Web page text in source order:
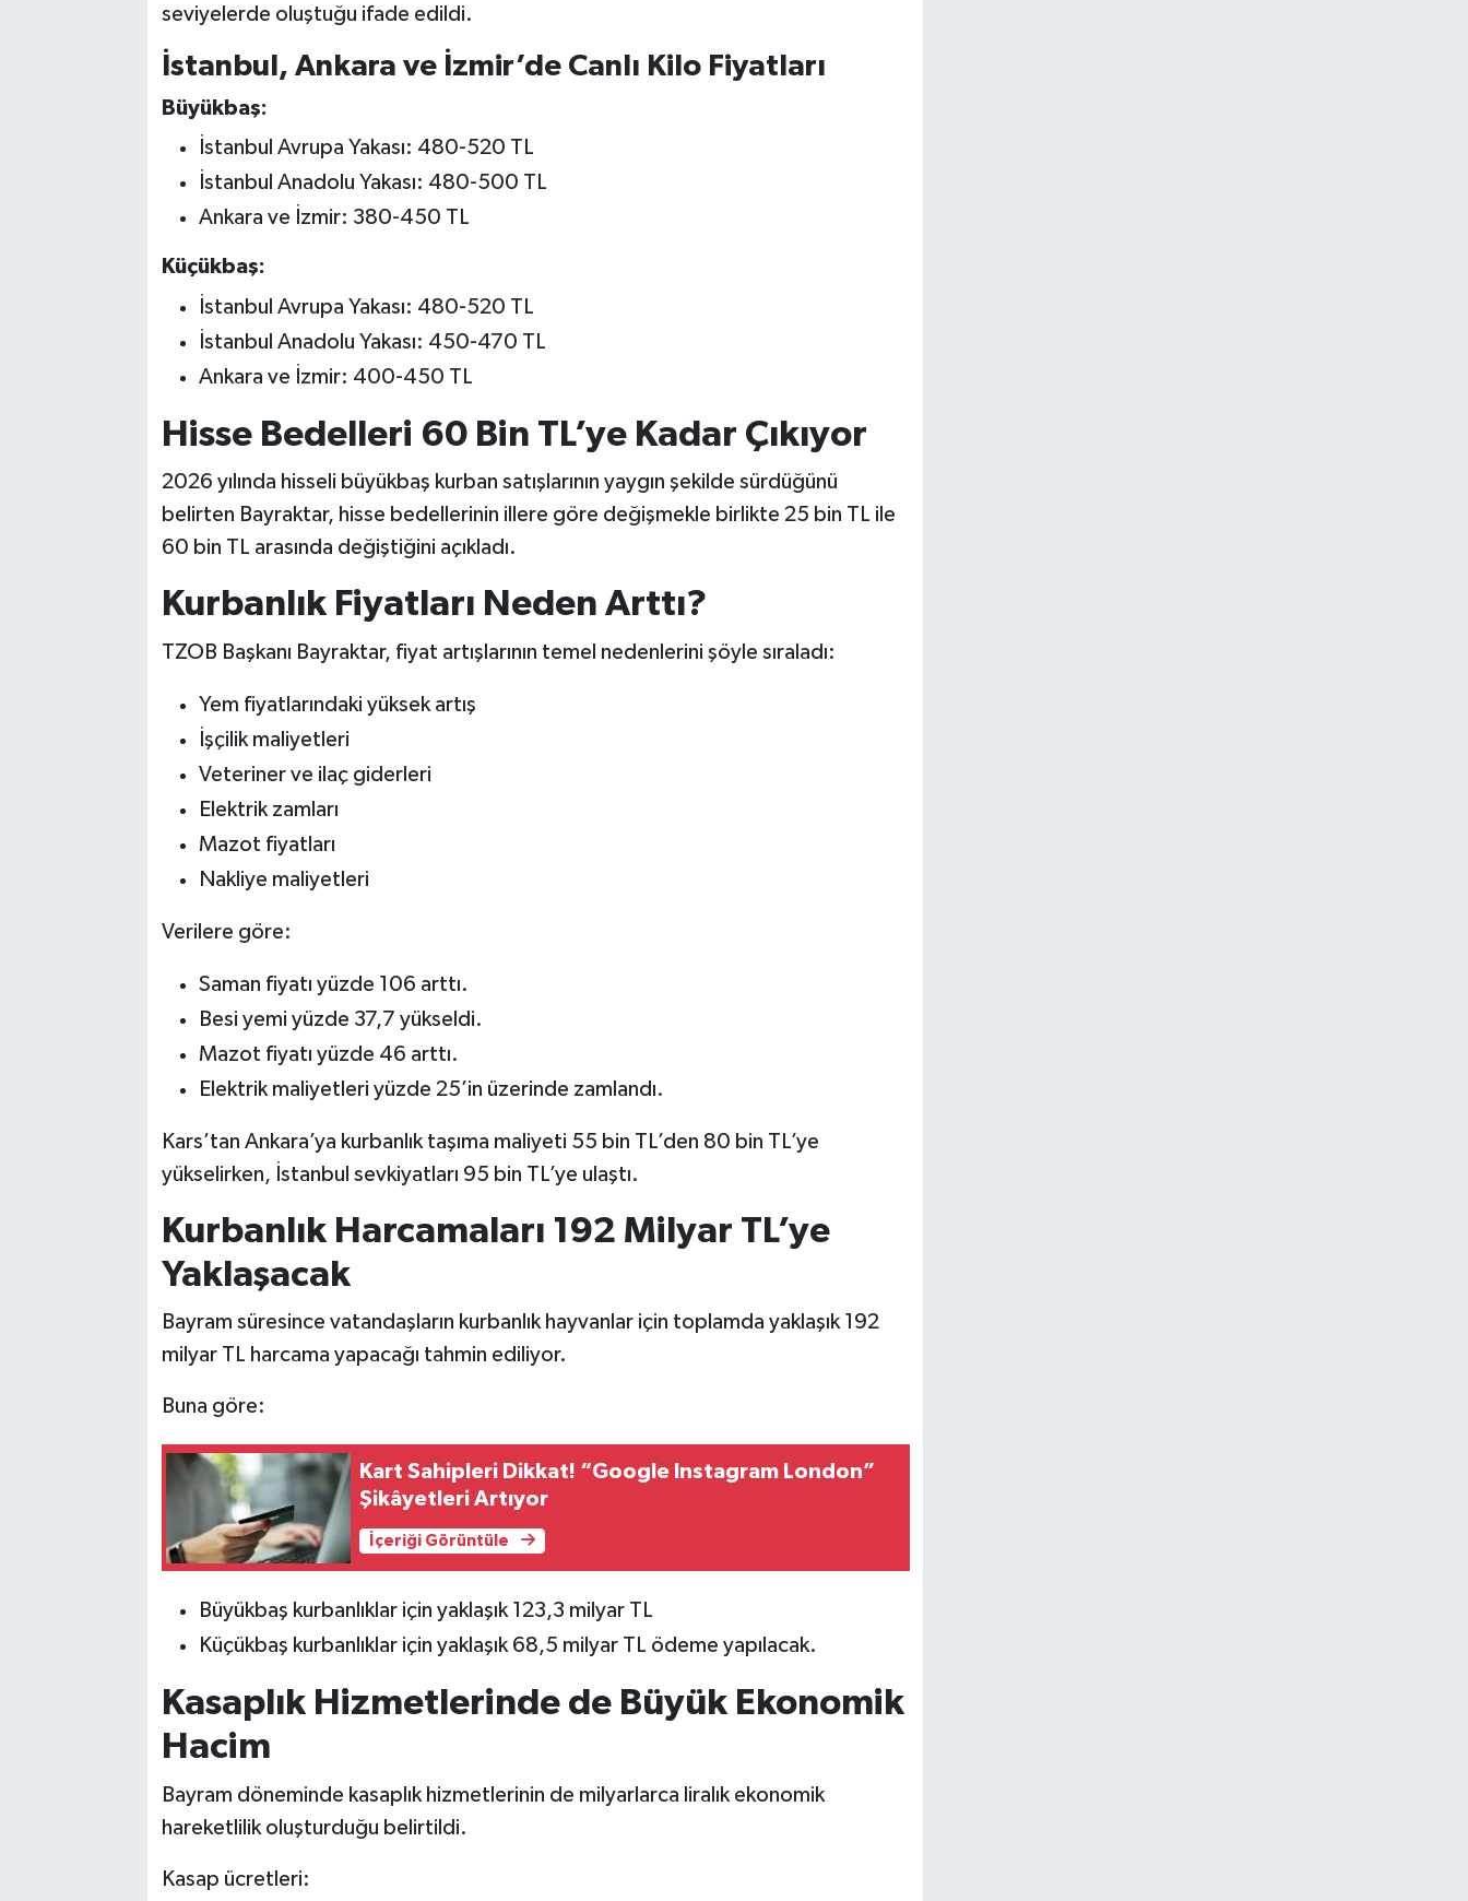
seviyelerde oluştuğu ifade edildi.
İstanbul, Ankara ve İzmir’de Canlı Kilo Fiyatları
Büyükbaş:
İstanbul Avrupa Yakası: 480-520 TL
İstanbul Anadolu Yakası: 480-500 TL
Ankara ve İzmir: 380-450 TL
Küçükbaş:
İstanbul Avrupa Yakası: 480-520 TL
İstanbul Anadolu Yakası: 450-470 TL
Ankara ve İzmir: 400-450 TL
Hisse Bedelleri 60 Bin TL’ye Kadar Çıkıyor
2026 yılında hisseli büyükbaş kurban satışlarının yaygın şekilde sürdüğünü
belirten Bayraktar, hisse bedellerinin illere göre değişmekle birlikte 25 bin TL ile
60 bin TL arasında değiştiğini açıkladı.
Kurbanlık Fiyatları Neden Arttı?
TZOB Başkanı Bayraktar, fiyat artışlarının temel nedenlerini şöyle sıraladı:
Yem fiyatlarındaki yüksek artış
İşçilik maliyetleri
Veteriner ve ilaç giderleri
Elektrik zamları
Mazot fiyatları
Nakliye maliyetleri
Verilere göre:
Saman fiyatı yüzde 106 arttı.
Besi yemi yüzde 37,7 yükseldi.
Mazot fiyatı yüzde 46 arttı.
Elektrik maliyetleri yüzde 25’in üzerinde zamlandı.
Kars’tan Ankara’ya kurbanlık taşıma maliyeti 55 bin TL’den 80 bin TL’ye
yükselirken, İstanbul sevkiyatları 95 bin TL’ye ulaştı.
Kurbanlık Harcamaları 192 Milyar TL’ye
Yaklaşacak
Bayram süresince vatandaşların kurbanlık hayvanlar için toplamda yaklaşık 192
milyar TL harcama yapacağı tahmin ediliyor.
Buna göre:
Kart Sahipleri Dikkat! “Google Instagram London”
Şikâyetleri Artıyor
İçeriği Görüntüle
Büyükbaş kurbanlıklar için yaklaşık 123,3 milyar TL
Küçükbaş kurbanlıklar için yaklaşık 68,5 milyar TL ödeme yapılacak.
Kasaplık Hizmetlerinde de Büyük Ekonomik
Hacim
Bayram döneminde kasaplık hizmetlerinin de milyarlarca liralık ekonomik
hareketlilik oluşturduğu belirtildi.
Kasap ücretleri: